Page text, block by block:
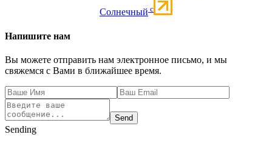
Солнечный c
Напишите нам
Вы можете отправить нам электронное письмо, и мы
свяжемся с Вами в ближайшее время.
Send
Sending